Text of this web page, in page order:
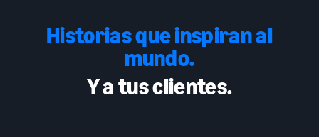
Historias que inspiran al
mundo.
Y a tus clientes.